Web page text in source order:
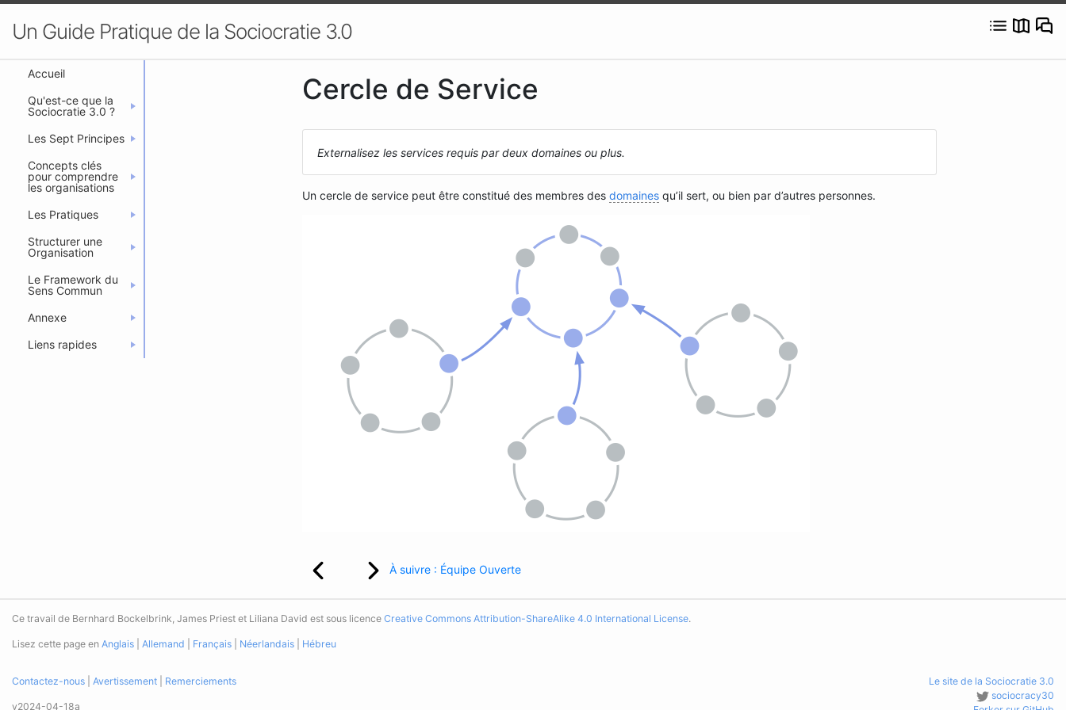
Un Guide Pratique de la Sociocratie 3.0
Accueil
Qu'est-ce que la
Sociocratie 3.0 ?
Les Sept Principes
Concepts clés
pour comprendre
les organisations
Les Pratiques
Structurer une
Organisation
Le Framework du
Sens Commun
Annexe
Liens rapides
Cercle de Service
Externalisez les services requis par deux domaines ou plus.
Un cercle de service peut être constitué des membres des domaines qu’il sert, ou bien par d’autres personnes.
À suivre : Équipe Ouverte
Ce travail de Bernhard Bockelbrink, James Priest et Liliana David est sous licence Creative Commons Attribution-ShareAlike 4.0 International License.
Lisez cette page en Anglais Allemand Français Néerlandais Hébreu
Contactez-nous Avertissement Remerciements
v2024-04-18a
Le site de la Sociocratie 3.0
sociocracy30